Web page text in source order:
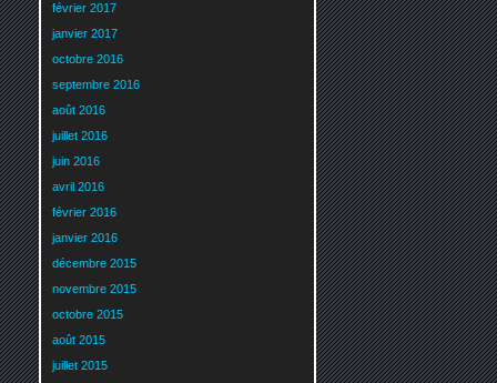
février 2017
janvier 2017
octobre 2016
septembre 2016
août 2016
juillet 2016
juin 2016
avril 2016
février 2016
janvier 2016
décembre 2015
novembre 2015
octobre 2015
août 2015
juillet 2015